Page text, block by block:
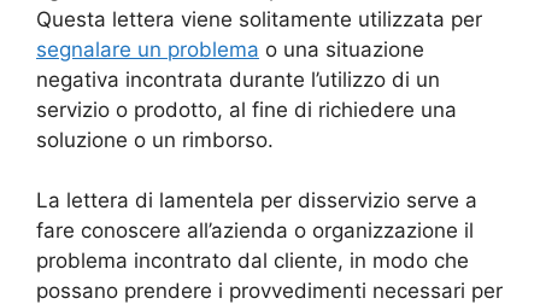
Questa lettera viene solitamente utilizzata per
segnalare un problema o una situazione
negativa incontrata durante l’utilizzo di un
servizio o prodotto, al fine di richiedere una
soluzione o un rimborso.
La lettera di lamentela per disservizio serve a
fare conoscere all’azienda o organizzazione il
problema incontrato dal cliente, in modo che
possano prendere i provvedimenti necessari per